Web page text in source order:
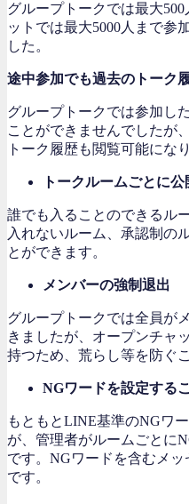
グループトークでは最大
ットでは最大5000人まで参
した。
途中参加でも過去のトーク
グループトークでは参加し
ことができませんでしたが
トーク履歴も閲覧可能にな
トークルームごとに
誰でも入ることのできるル
入れないルーム、承認制の
とができます。
メンバーの強制退出
グループトークでは全員が
きましたが、オープンチャ
持つため、荒らし等を防ぐ
NGワードを設定する
もともとLINE基準のNGワ
が、管理者がルームごとに
です。NGワードを含むメ
です。